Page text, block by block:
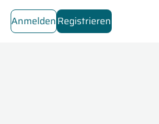
AnmeldenRegistrieren